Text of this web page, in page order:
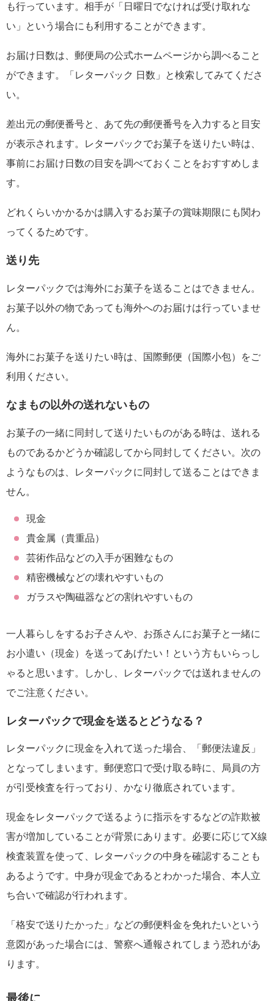
も行っています。相手が「日曜日でなければ受け取れな
い」という場合にも利用することができます。
お届け日数は、郵便局の公式ホームページから調べること
ができます。「レターパック 日数」と検索してみてくださ
い。
差出元の郵便番号と、あて先の郵便番号を入力すると目安
が表示されます。レターパックでお菓子を送りたい時は、
事前にお届け日数の目安を調べておくことをおすすめしま
す。
どれくらいかかるかは購入するお菓子の賞味期限にも関わ
ってくるためです。
送り先
レターパックでは海外にお菓子を送ることはできません。
お菓子以外の物であっても海外へのお届けは行っていませ
ん。
海外にお菓子を送りたい時は、国際郵便（国際小包）をご
利用ください。
なまもの以外の送れないもの
お菓子の一緒に同封して送りたいものがある時は、送れる
ものであるかどうか確認してから同封してください。次の
ようなものは、レターパックに同封して送ることはできま
せん。
現金
貴金属（貴重品）
芸術作品などの入手が困難なもの
精密機械などの壊れやすいもの
ガラスや陶磁器などの割れやすいもの
一人暮らしをするお子さんや、お孫さんにお菓子と一緒に
お小遣い（現金）を送ってあげたい！という方もいらっし
ゃると思います。しかし、レターパックでは送れませんの
でご注意ください。
レターパックで現金を送るとどうなる？
レターパックに現金を入れて送った場合、「郵便法違反」
となってしまいます。郵便窓口で受け取る時に、局員の方
が引受検査を行っており、かなり徹底されています。
現金をレターパックで送るように指示をするなどの詐欺被
害が増加していることが背景にあります。必要に応じてX線
検査装置を使って、レターパックの中身を確認することも
あるようです。中身が現金であるとわかった場合、本人立
ち合いで確認が行われます。
「格安で送りたかった」などの郵便料金を免れたいという
意図があった場合には、警察へ通報されてしまう恐れがあ
ります。
最後に